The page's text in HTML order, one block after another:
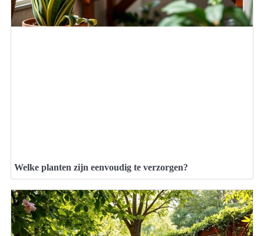
Welke planten zijn eenvoudig te verzorgen?